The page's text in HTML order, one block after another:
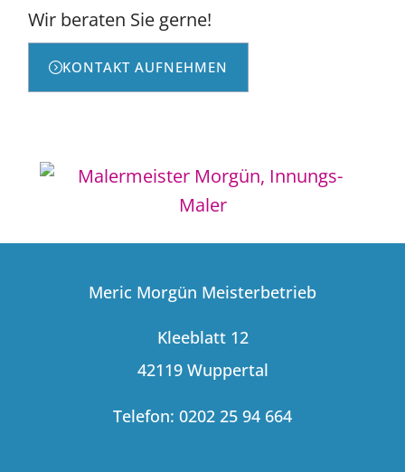
Wir beraten Sie gerne!
KONTAKT AUFNEHMEN
Meric Morgün Meisterbetrieb
Kleeblatt 12
42119 Wuppertal
Telefon: 0202 25 94 664